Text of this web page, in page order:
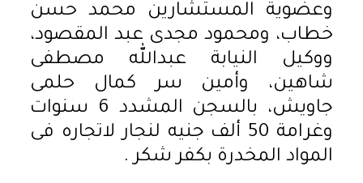
وعضوية المستشارين محمد حسن
خطاب، ومحمود مجدى عبد المقصود،
ووكيل النيابة عبدالله مصطفى
شاهين، وأمين سر كمال حلمى
جاويش، بالسجن المشدد 6 سنوات
وغرامة 50 ألف جنيه لنجار لاتجاره فى
المواد المخدرة بكفر شكر .